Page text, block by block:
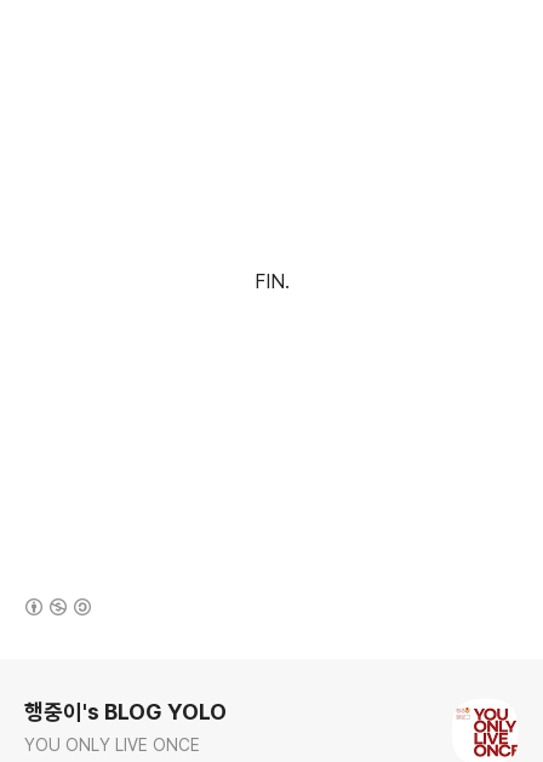
FIN.
행중이's BLOG YOLO
YOU ONLY LIVE ONCE